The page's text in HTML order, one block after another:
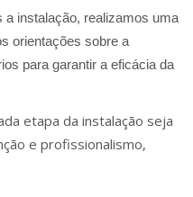
a instalação, realizamos uma
orientações sobre a
para garantir a eficácia da
etapa da instalação seja
e profissionalismo,